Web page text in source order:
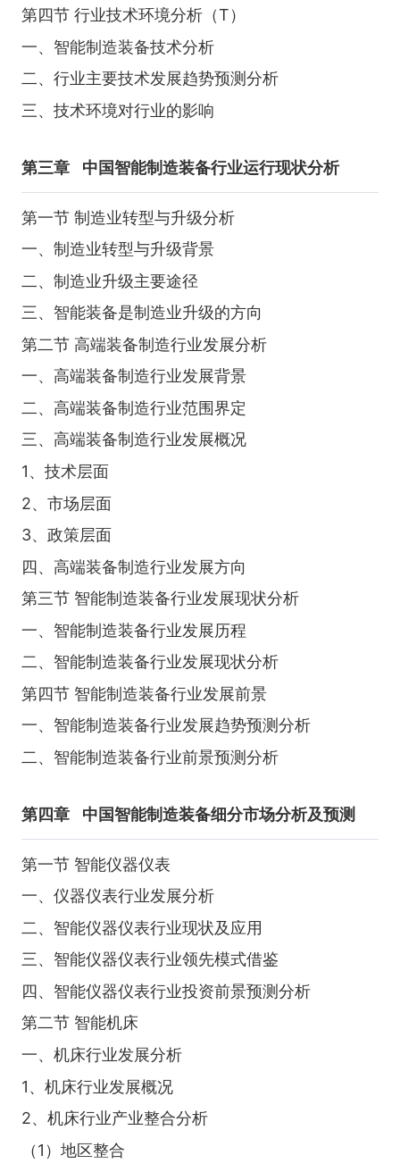
第四节 行业技术环境分析（T）
一、智能制造装备技术分析
二、行业主要技术发展趋势预测分析
三、技术环境对行业的影响
第三章 中国智能制造装备行业运行现状分析
第一节 制造业转型与升级分析
一、制造业转型与升级背景
二、制造业升级主要途径
三、智能装备是制造业升级的方向
第二节 高端装备制造行业发展分析
一、高端装备制造行业发展背景
二、高端装备制造行业范围界定
三、高端装备制造行业发展概况
1、技术层面
2、市场层面
3、政策层面
四、高端装备制造行业发展方向
第三节 智能制造装备行业发展现状分析
一、智能制造装备行业发展历程
二、智能制造装备行业发展现状分析
第四节 智能制造装备行业发展前景
一、智能制造装备行业发展趋势预测分析
二、智能制造装备行业前景预测分析
第四章 中国智能制造装备细分市场分析及预测
第一节 智能仪器仪表
一、仪器仪表行业发展分析
二、智能仪器仪表行业现状及应用
三、智能仪器仪表行业领先模式借鉴
四、智能仪器仪表行业投资前景预测分析
第二节 智能机床
一、机床行业发展分析
1、机床行业发展概况
2、机床行业产业整合分析
（1）地区整合